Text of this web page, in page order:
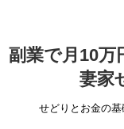
副業で月10万
妻家
せどりとお金の